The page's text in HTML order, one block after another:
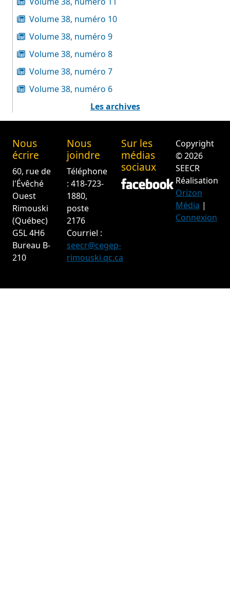
Volume 38, numéro 10
Volume 38, numéro 9
Volume 38, numéro 8
Volume 38, numéro 7
Volume 38, numéro 6
Les archives
Nous
écrire
60, rue de
l'Évêché
Ouest
Rimouski
(Québec)
G5L 4H6
Bureau B-
210
Nous
joindre
Téléphone
: 418-723-
1880,
poste
2176
Courriel :
seecr@cegep-
rimouski.qc.ca
Sur les
médias
sociaux
Copyright
© 2026
SEECR
Réalisation
Orizon
Média |
Connexion